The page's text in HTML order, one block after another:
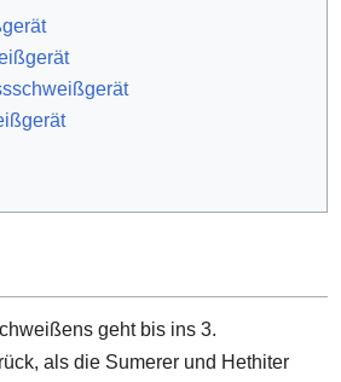
geht bis ins 3.
als die Sumerer und Hethiter